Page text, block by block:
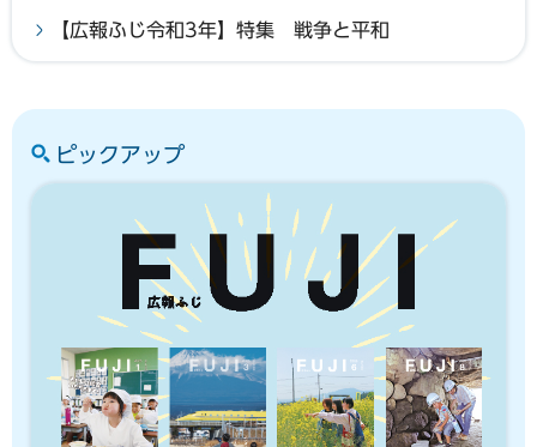
【広報ふじ令和3年】特集 戦争と平和
ピックアップ